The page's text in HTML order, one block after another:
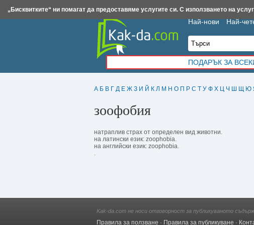
А Б В Г Д Е Ж З И Й К Л М Н О П Р С Т У Ф Х Ц Ч Ш Щ Ю
зоофобия
натраплив страх от определен вид животни.
на латински език: zoophobia.
на английски език: zoophobia.
.
Най-нови Най-
ПОДАРЪК ЗА
Insert.bg Framar.bg Kak-da.com Iztochnik.com BauBau.bg NewAge.bg
Kak-da.com не носи отговорност за публикуваното
Правила за ползване · Правила за публикуване ·
„Бисквитките“ ни помагат да предоставяме услугите си. С използването на